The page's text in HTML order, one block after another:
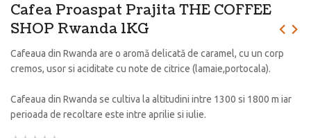
Cafea Proaspat Prajita THE COFFEE
SHOP Rwanda 1KG
Cafeaua din Rwanda are o aromă delicată de caramel, cu un corp
cremos, usor si aciditate cu note de citrice (lamaie,portocala).
Cafeaua din Rwanda se cultiva la altitudini intre 1300 si 1800 m iar
perioada de recoltare este intre aprilie si iulie.